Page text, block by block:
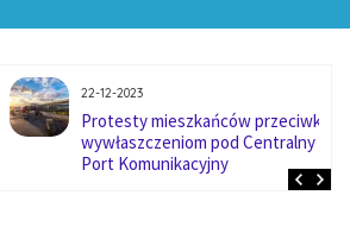
22-12-2023
Protesty mieszkańców przeciwko
wywłaszczeniom pod Centralny
Port Komunikacyjny